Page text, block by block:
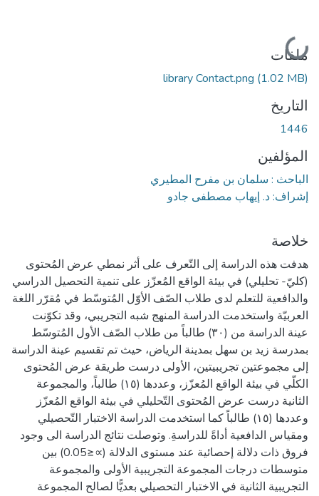
جاري التحميل...
ملفات
library Contact.png (1.02 MB)
التاريخ
1446
المؤلفين
الباحث : سلمان بن مفرح المطيري
إشراف: د. إيهاب مصطفى جادو
خلاصة
هدفت هذه الدراسة إلى التّعرف على أثر نمطي عرض المُحتوى
(كليّ- تحليلي) في بيئة الواقع المُعزّز على تنمية التحصيل الدراسي
والدافعية للتعلم لدى طلاب الصّف الأوّل المُتوسّط في مُقرّر اللغة
العربيّة واستخدمت الدراسة المنهج شبه التجريبي، وقد تكوّنت
عينة الدراسة من (٣٠) طالباً من طلاب الصّف الأول المُتوسّط
بمدرسة زيد بن سهل بمدينة الرياض، حيث تم تقسيم عينة الدراسة
إلى مجموعتين تجريبيتين، الأولى درست طريقة عرض المُحتوى
الكلّي في بيئة الواقع المُعزّز، وعددها (١٥) طالباً، والمجموعة
الثانية درست عرض المُحتوى التّحليلي في بيئة الواقع المُعزّز
وعددها (١٥) طالباً كما استخدمت الدراسة الاختبار التّحصيلي
ومقياس الدافعية أداةً للدراسةِ. وتوصلت نتائج الدراسة الى وجود
فروق ذات دلالة إحصائية عند مستوى الدلالة (∝≤0.05) بين
متوسطات درجات المجموعة التجريبية الأولى والمجموعة
التجريبية الثانية في الاختبار التحصيلي بعديًّا لصالح المجموعة